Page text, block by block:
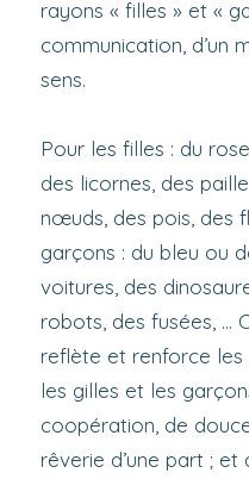
rayons « filles » et «
communication, d’un
sens.
Pour les filles : du
des licornes, des
nœuds, des pois, des
garçons : du bleu ou
voitures, des
robots, des fusées, …
reflète et renforce
les gilles et les
coopération, de
rêverie d’une part ; et